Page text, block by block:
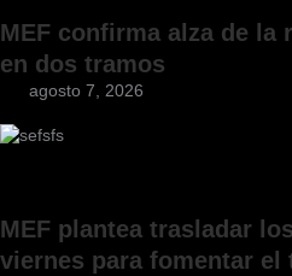
MEF confirma alza de la
en dos tramos
agosto 7, 2026
MEF plantea trasladar
viernes para fomentar el